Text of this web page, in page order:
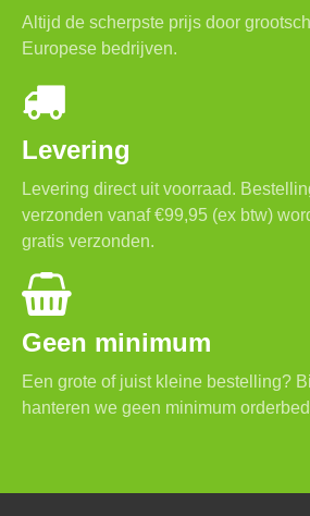
Altijd de scherpste prijs door
Europese bedrijven.
Levering
Levering direct uit voorraad.
verzonden vanaf €99,95 (ex btw)
gratis verzonden.
Geen minimum
Een grote of juist kleine bestelling?
hanteren we geen minimum